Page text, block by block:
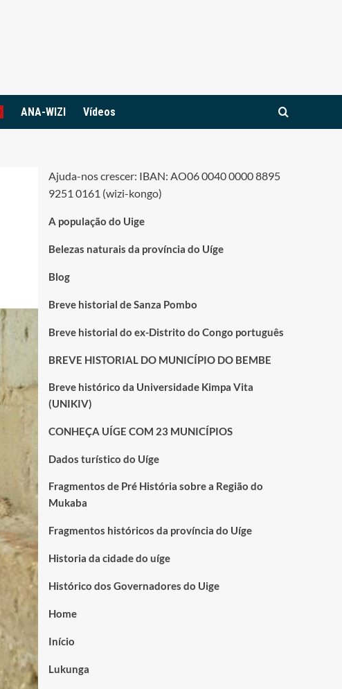
ANA-WIZI Vídeos
Ajuda-nos crescer: IBAN: AO06 0040 0000 8895
9251 0161 (wizi-kongo)
A população do Uige
Belezas naturais da província do Uíge
Blog
Breve historial de Sanza Pombo
Breve historial do ex-Distrito do Congo português
BREVE HISTORIAL DO MUNICÍPIO DO BEMBE
Breve histórico da Universidade Kimpa Vita
(UNIKIV)
CONHEÇA UÍGE COM 23 MUNICÍPIOS
Dados turístico do Uíge
Fragmentos de Pré História sobre a Região do
Mukaba
Fragmentos históricos da província do Uíge
Historia da cidade do uíge
Histórico dos Governadores do Uige
Home
Início
Lukunga